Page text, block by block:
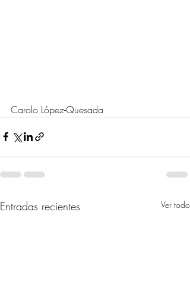
Carolo López-Quesada
Entradas recientes Ver todo